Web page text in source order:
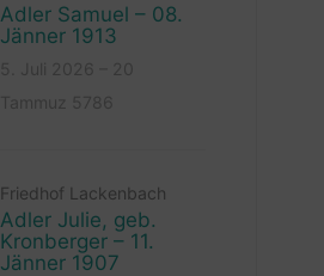
Adler Samuel – 08.
Jänner 1913
Friedhof Lackenbach
Adler Julie, geb.
Kronberger – 11.
Jänner 1907